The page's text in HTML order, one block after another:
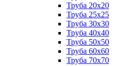
Труба 20x20
Труба 25x25
Труба 30x30
Труба 40x40
Труба 50x50
Труба 60x60
Труба 70x70